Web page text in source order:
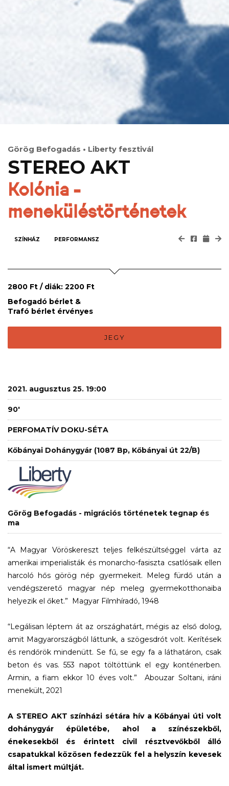
Görög Befogadás • Liberty fesztivál
STEREO AKT
Kolónia -
meneküléstörténetek
SZÍNHÁZ PERFORMANSZ
2800 Ft / diák: 2200 Ft
Befogadó bérlet &
Trafó bérlet érvényes
JEGY
2021. augusztus 25. 19:00
90'
PERFOMATÍV DOKU-SÉTA
Kőbányai Dohánygyár (1087 Bp, Kőbányai út 22/B)
Görög Befogadás - migrációs történetek tegnap és
ma
“A Magyar Vöröskereszt teljes felkészültséggel várta az
amerikai imperialisták és monarcho-fasiszta csatlósaik ellen
harcoló hős görög nép gyermekeit. Meleg fürdő után a
vendégszerető magyar nép meleg gyermekotthonaiba
helyezik el őket.” Magyar Filmhíradó, 1948
“Legálisan léptem át az országhatárt, mégis az első dolog,
amit Magyarországból láttunk, a szögesdrót volt. Kerítések
és rendőrök mindenütt. Se fű, se egy fa a láthatáron, csak
beton és vas. 553 napot töltöttünk el egy konténerben.
Armin, a fiam ekkor 10 éves volt.”
Abouzar Soltani, iráni
menekült, 2021
A STEREO AKT színházi sétára hív a Kőbányai úti volt
dohánygyár épületébe, ahol a színészekből,
énekesekből és érintett civil résztvevőkből álló
csapatukkal közösen fedezzük fel a helyszín kevesek
által ismert múltját.